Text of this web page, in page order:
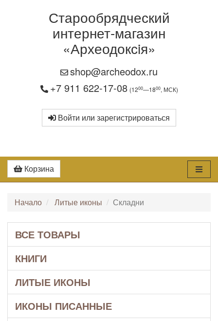
Старообрядческий
интернет-магазин
«Археодоксiя»
shop@archeodox.ru
+7 911 622-17-08 (1200—1800, МСК)
Войти или зарегистрироваться
Корзина
Начало Литые иконы Складни
ВСЕ ТОВАРЫ
КНИГИ
ЛИТЫЕ ИКОНЫ
ИКОНЫ ПИСАННЫЕ